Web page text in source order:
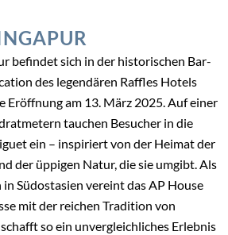
befindet sich in der historischen Bar-
des legendären Raffles Hotels
Eröffnung am 13. März 2025. Auf einer
tauchen Besucher in die
ein – inspiriert von der Heimat der
der üppigen Natur, die sie umgibt. Als
Südostasien vereint das AP House
mit der reichen Tradition von
so ein unvergleichliches Erlebnis